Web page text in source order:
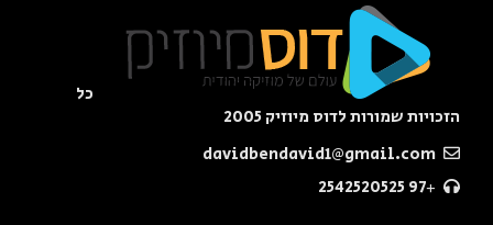
כל
הזכויות שמורות לדוס מיוזיק 2005
+97 2542520525